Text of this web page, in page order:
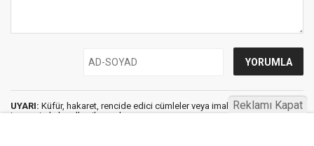
UYARI: Küfür, hakaret, rencide edici cümleler veya imalar, inançlara saldırı
içeren, imla kuralları ile yazılmamış,
Reklamı Kapat